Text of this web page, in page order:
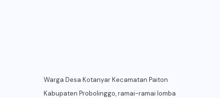
Warga Desa Kotanyar Kecamatan Paiton
Kabupaten Probolinggo, ramai-ramai lomba